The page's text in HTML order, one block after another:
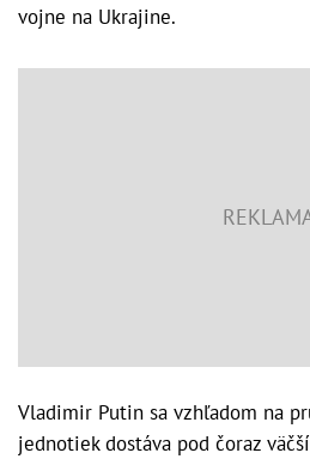
vojne na Ukrajine.
Vladimir Putin sa vzhľadom na
jednotiek dostáva pod čoraz